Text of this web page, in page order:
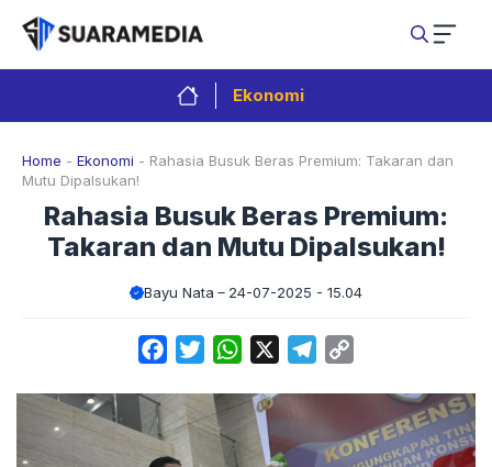
Langsung
isi
Ekonomi
Home - Ekonomi - Rahasia Busuk Beras Premium: Takaran dan
Mutu Dipalsukan!
Rahasia Busuk Beras Premium:
Takaran dan Mutu Dipalsukan!
Bayu Nata 24-07-2025 - 15.04
FacebookTwitterWhatsApp Telegram